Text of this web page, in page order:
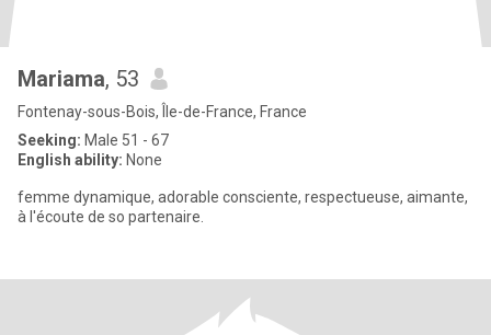
Mariama, 53
Fontenay-sous-Bois, Île-de-France, France
Seeking: Male 51 - 67
English ability: None
femme dynamique, adorable consciente, respectueuse, aimante,
à l'écoute de so partenaire.